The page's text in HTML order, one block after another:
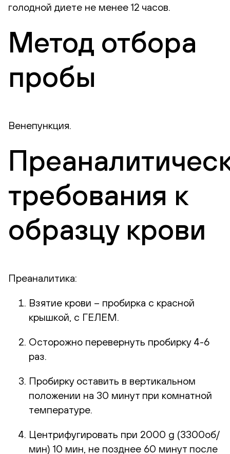
голодной диете не менее 12 часов.
Метод отбора
пробы
Венепункция.
требования к
образцу крови
Преаналитика:
Взятие крови – пробирка с красной
крышкой, с ГЕЛЕМ.
Осторожно перевернуть пробирку 4-6
раз.
Пробирку оставить в вертикальном
положении на 30 минут при комнатной
температуре.
Центрифугировать при 2000 g (3300об/
мин) 10 мин, не позднее 60 минут после